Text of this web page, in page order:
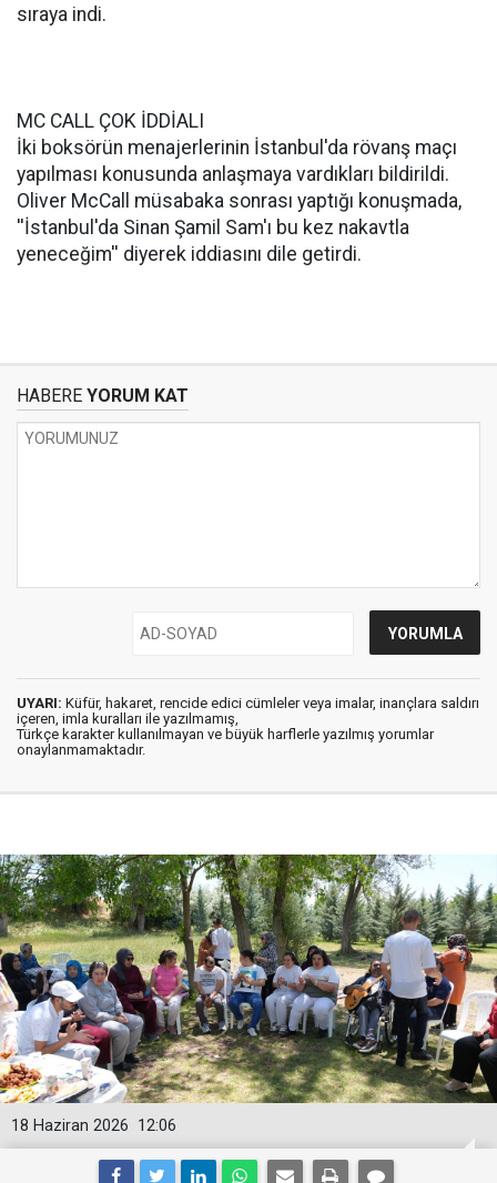
sıraya indi.
MC CALL ÇOK İDDİALI
İki boksörün menajerlerinin İstanbul'da rövanş maçı
yapılması konusunda anlaşmaya vardıkları bildirildi.
Oliver McCall müsabaka sonrası yaptığı konuşmada,
''İstanbul'da Sinan Şamil Sam'ı bu kez nakavtla
yeneceğim'' diyerek iddiasını dile getirdi.
HABERE YORUM KAT
UYARI: Küfür, hakaret, rencide edici cümleler veya imalar, inançlara saldırı
içeren, imla kuralları ile yazılmamış,
Türkçe karakter kullanılmayan ve büyük harflerle yazılmış yorumlar
onaylanmamaktadır.
12:06
18 Haziran 2026